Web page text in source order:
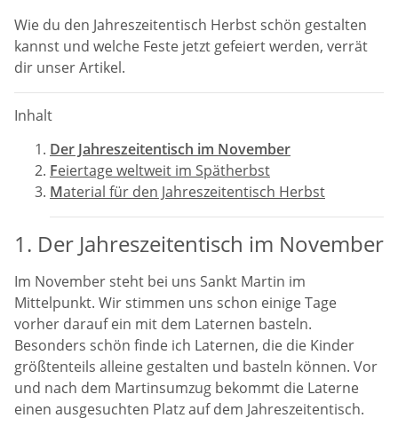
Wie du den Jahreszeitentisch Herbst schön gestalten
kannst und welche Feste jetzt gefeiert werden, verrät
dir unser Artikel.
Inhalt
Der Jahreszeitentisch im November
Feiertage weltweit im Spätherbst
Material für den Jahreszeitentisch Herbst
1. Der Jahreszeitentisch im November
Im November steht bei uns Sankt Martin im
Mittelpunkt. Wir stimmen uns schon einige Tage
vorher darauf ein mit dem Laternen basteln.
Besonders schön finde ich Laternen, die die Kinder
größtenteils alleine gestalten und basteln können. Vor
und nach dem Martinsumzug bekommt die Laterne
einen ausgesuchten Platz auf dem Jahreszeitentisch.